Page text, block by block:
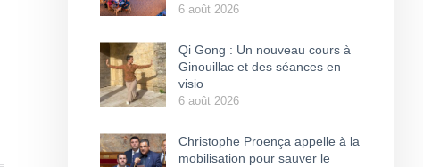
6 août 2026
Qi Gong : Un nouveau cours à
Ginouillac et des séances en
visio
6 août 2026
Christophe Proença appelle à la
mobilisation pour sauver le